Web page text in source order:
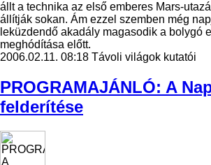
állt a technika az első emberes Mars-
állítják sokan. Ám ezzel szemben még
leküzdendő akadály magasodik a bolygó
meghódítása előtt.
2006.02.11. 08:18 Távoli világok kutatói
PROGRAMAJÁNLÓ: A
felderítése